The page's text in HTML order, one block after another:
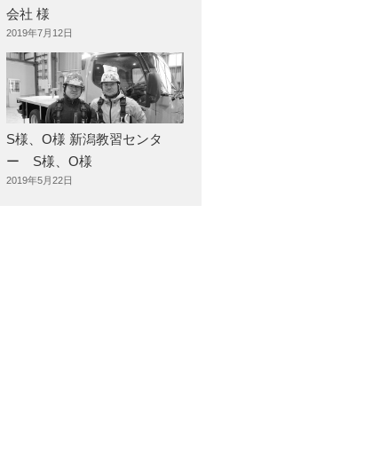
会社 様
2019年7月12日
S様、O様 新潟教習センタ
ー S様、O様
2019年5月22日